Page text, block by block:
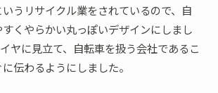
うリサイクル業をされているので、自
くやらかい丸っぽいデザインにしまし
ヤに見立て、自転車を扱う会社であるこ
伝わるようにしました。